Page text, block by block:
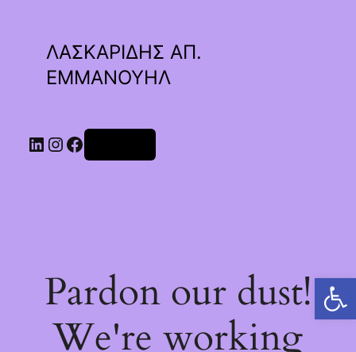
Ανοίξτε τη γραμμή εργαλείων
ΛΑΣΚΑΡΙΔΗΣ ΑΠ.
ΕΜΜΑΝΟΥΗΛ
Linkedin
Instagram
Facebook
Pardon our dust!
We're working